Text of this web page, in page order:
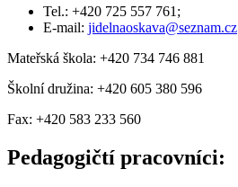
Tel.: +420 725 557 761;
E-mail: jidelnaoskava@seznam.cz
Mateřská škola: +420 734 746 881
Školní družina: +420 605 380 596
Fax: +420 583 233 560
Pedagogičtí pracovníci: